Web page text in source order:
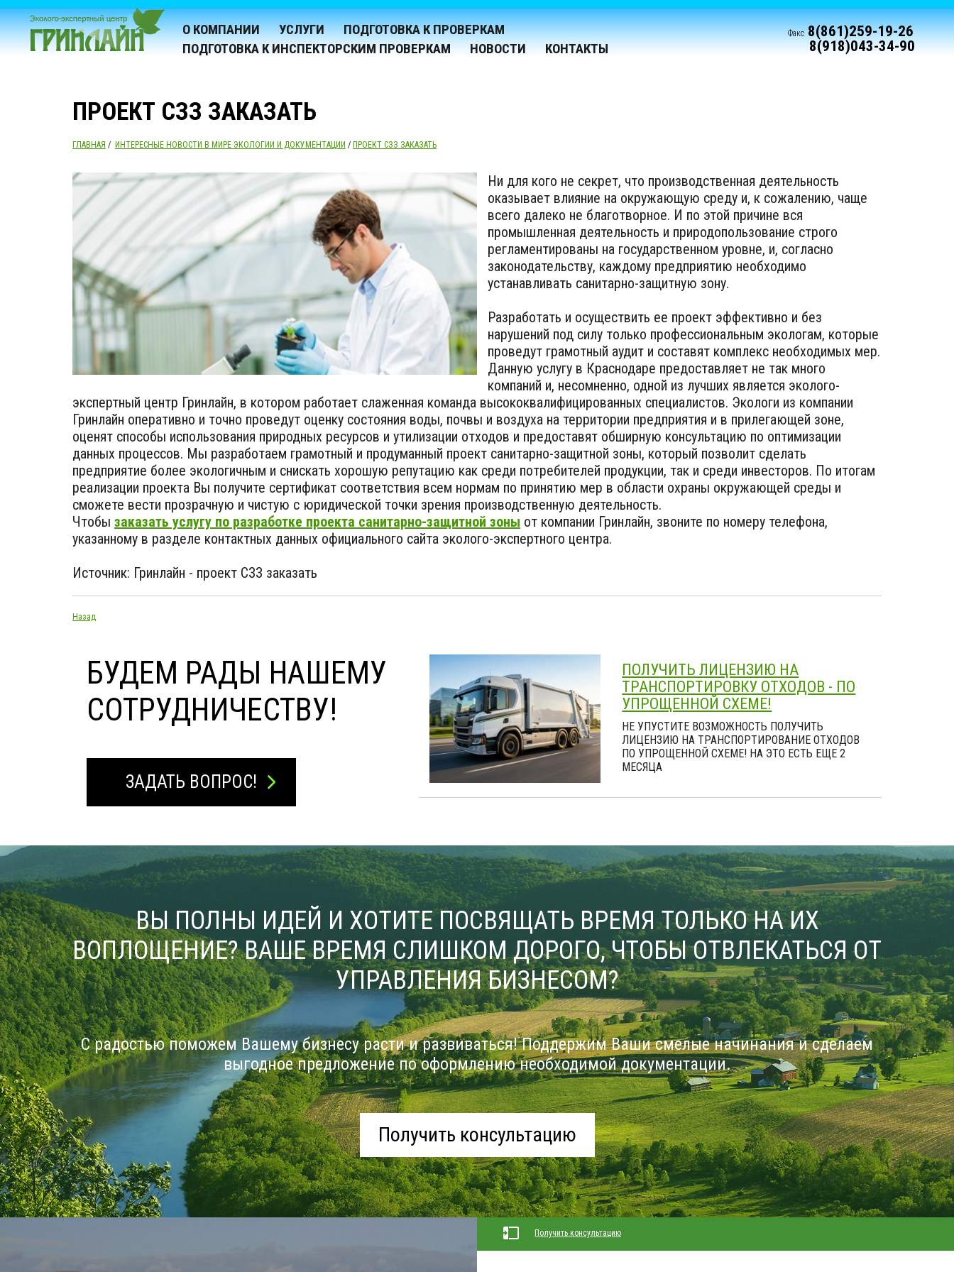
О КОМПАНИИ УСЛУГИ
ПОДГОТОВКА К ПРОВЕРКАМ
ПОДГОТОВКА К ИНСПЕКТОРСКИМ ПРОВЕРКАМ
НОВОСТИ КОНТАКТЫ
Факс 8(861)259-19-26
8(918)043-34-90
ПРОЕКТ СЗЗ ЗАКАЗАТЬ
ГЛАВНАЯ / ИНТЕРЕСНЫЕ НОВОСТИ В МИРЕ ЭКОЛОГИИ И ДОКУМЕНТАЦИИ / ПРОЕКТ СЗЗ ЗАКАЗАТЬ
Ни для кого не секрет, что производственная деятельность
оказывает влияние на окружающую среду и, к сожалению, чаще
всего далеко не благотворное. И по этой причине вся
промышленная деятельность и природопользование строго
регламентированы на государственном уровне, и, согласно
законодательству, каждому предприятию необходимо
устанавливать санитарно-защитную зону.
Разработать и осуществить ее проект эффективно и без
нарушений под силу только профессиональным экологам, которые
проведут грамотный аудит и составят комплекс необходимых мер.
Данную услугу в Краснодаре предоставляет не так много
компаний и, несомненно, одной из лучших является эколого-
экспертный центр Гринлайн, в котором работает слаженная команда высококвалифицированных специалистов. Экологи из компании
Гринлайн оперативно и точно проведут оценку состояния воды, почвы и воздуха на территории предприятия и в прилегающей зоне,
оценят способы использования природных ресурсов и утилизации отходов и предоставят обширную консультацию по оптимизации
данных процессов. Мы разработаем грамотный и продуманный проект санитарно-защитной зоны, который позволит сделать
предприятие более экологичным и снискать хорошую репутацию как среди потребителей продукции, так и среди инвесторов. По итогам
реализации проекта Вы получите сертификат соответствия всем нормам по принятию мер в области охраны окружающей среды и
сможете вести прозрачную и чистую с юридической точки зрения производственную деятельность.
Чтобы заказать услугу по разработке проекта санитарно-защитной зоны от компании Гринлайн, звоните по номеру телефона,
указанному в разделе контактных данных официального сайта эколого-экспертного центра.
Источник: Гринлайн - проект СЗЗ заказать
Назад
БУДЕМ РАДЫ НАШЕМУ
СОТРУДНИЧЕСТВУ!
ЗАДАТЬ ВОПРОС!
ПОЛУЧИТЬ ЛИЦЕНЗИЮ НА
ТРАНСПОРТИРОВКУ ОТХОДОВ - ПО
УПРОЩЕННОЙ СХЕМЕ!
НЕ УПУСТИТЕ ВОЗМОЖНОСТЬ ПОЛУЧИТЬ
ЛИЦЕНЗИЮ НА ТРАНСПОРТИРОВАНИЕ ОТХОДОВ
ПО УПРОЩЕННОЙ СХЕМЕ! НА ЭТО ЕСТЬ ЕЩЕ 2
МЕСЯЦА
ВЫ ПОЛНЫ ИДЕЙ И ХОТИТЕ ПОСВЯЩАТЬ ВРЕМЯ ТОЛЬКО НА ИХ
ВОПЛОЩЕНИЕ? ВАШЕ ВРЕМЯ СЛИШКОМ ДОРОГО, ЧТОБЫ ОТВЛЕКАТЬСЯ ОТ
УПРАВЛЕНИЯ БИЗНЕСОМ?
С радостью поможем Вашему бизнесу расти и развиваться! Поддержим Ваши смелые начинания и сделаем
выгодное предложение по оформлению необходимой документации.
Получить консультацию
Получить консультацию